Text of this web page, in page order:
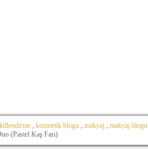
, kozmetik blogu , makyaj , makyaj blogu
(Pastel Kaş Farı)